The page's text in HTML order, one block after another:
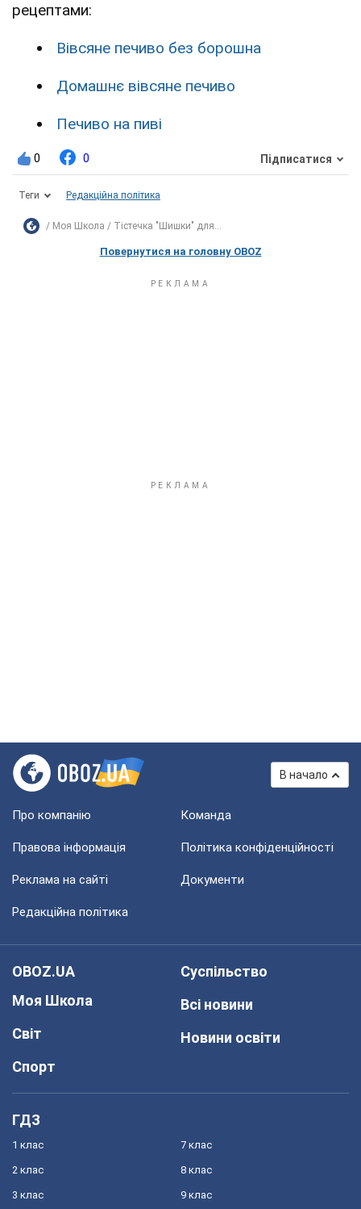
рецептами:
Вівсяне печиво без борошна
Домашнє вівсяне печиво
Печиво на пиві
0 0 Підписатися
Теги Редакційна політика
Моя Школа Тістечка "Шишки" для...
Повернутися на головну OBOZ
В начало
Про компанію Команда
Правова інформація Політика конфіденційності
Реклама на сайті Документи
Редакційна політика
OBOZ.UA
Моя Школа
Світ
Спорт
Суспільство
Всі новини
Новини освіти
ГДЗ
1 клас
2 клас
3 клас
7 клас
8 клас
9 клас